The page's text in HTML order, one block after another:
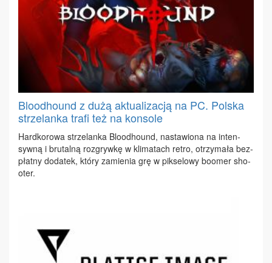
Bloodhound z dużą aktualizacją na PC. Polska
strzelanka trafi też na konsole
Hard­ko­ro­wa strze­lan­ka Blo­odho­und, na­sta­wio­na na in­ten­
syw­ną i bru­tal­ną roz­gryw­kę w kli­ma­tach re­tro, otrzy­ma­ła bez­
płat­ny do­da­tek, któ­ry za­mie­nia grę w pik­se­lo­wy bo­omer sho­
oter.